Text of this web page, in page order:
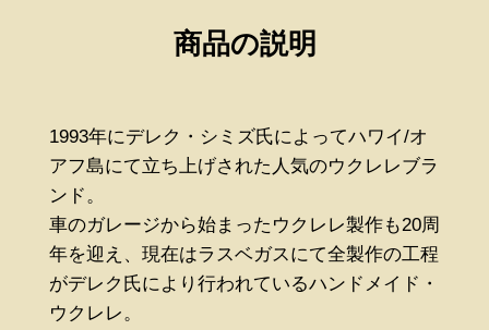
商品の説明
1993年にデレク・シミズ氏によってハワイ/オ
アフ島にて立ち上げされた人気のウクレレブラ
ンド。
車のガレージから始まったウクレレ製作も20周
年を迎え、現在はラスベガスにて全製作の工程
がデレク氏により行われているハンドメイド・
ウクレレ。